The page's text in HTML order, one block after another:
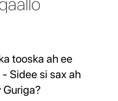
tooska ah ee
Sidee si sax ah
Guriga?